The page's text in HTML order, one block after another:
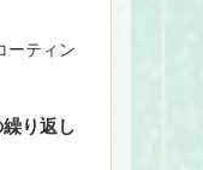
ーティン
り返し